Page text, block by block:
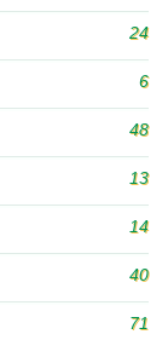
24
6
48
13
14
40
71